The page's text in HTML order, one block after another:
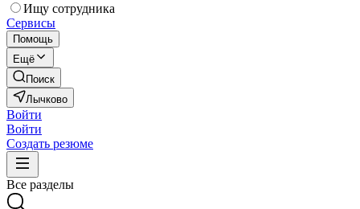
Ищу сотрудника
Сервисы
Помощь
Ещё
Поиск
Лычково
Войти
Войти
Создать резюме
Все разделы